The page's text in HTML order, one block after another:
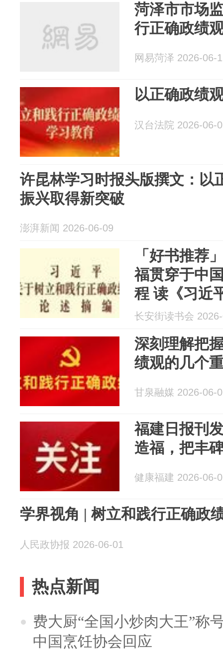
菏泽市市场
行正确政绩
网易菏泽 2026-06-
以正确政绩
汉台法院 2026-06-
许昆林学习时报头版撰文：以
振兴取得新突破
澎湃新闻 2026-06-09
「好书推荐
福贯穿于中
程 读《习近
确政绩观论
长安街读书会
深刻理解把
绩观的几个
甘泉融媒 2026-06-
福建日报刊
造福，把丰
健康福建 2026-06-
学界视角 | 树立和践行正确政
人民政协报 2026-06-01
热点新闻
费大厨“全国小炒肉大王”称
中国烹饪协会回应